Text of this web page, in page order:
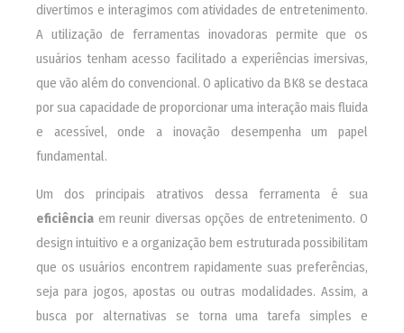
divertimos e interagimos com atividades de entretenimento.
A utilização de ferramentas inovadoras permite que os
usuários tenham acesso facilitado a experiências imersivas,
que vão além do convencional. O aplicativo da BK8 se destaca
por sua capacidade de proporcionar uma interação mais fluida
e acessível, onde a inovação desempenha um papel
fundamental.
Um dos principais atrativos dessa ferramenta é sua
eficiência em reunir diversas opções de entretenimento. O
design intuitivo e a organização bem estruturada possibilitam
que os usuários encontrem rapidamente suas preferências,
seja para jogos, apostas ou outras modalidades. Assim, a
busca por alternativas se torna uma tarefa simples e